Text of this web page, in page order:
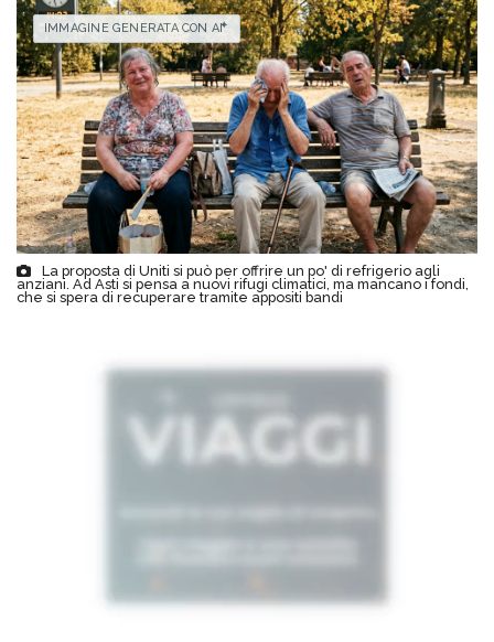
La proposta di Uniti si può per offrire un po' di refrigerio agli
anziani. Ad Asti si pensa a nuovi rifugi climatici, ma mancano i fondi,
che si spera di recuperare tramite appositi bandi
IMMAGINE GENERATA CON AI